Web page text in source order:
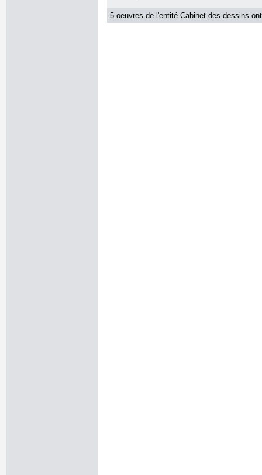
5 oeuvres de l'entité Cabinet des dessins